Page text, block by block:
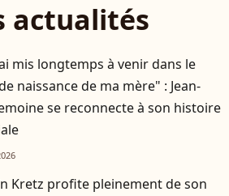
actualités
mis longtemps à venir dans le
naissance de ma mère" : Jean-
se reconnecte à son histoire
Kretz profite pleinement de son